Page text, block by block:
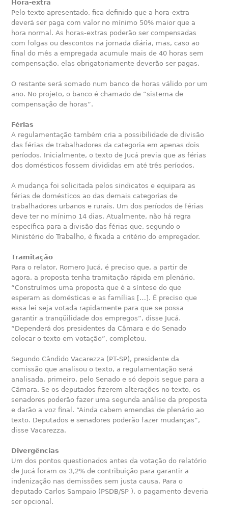
Hora-extra
Pelo texto apresentado, fica definido que a hora-extra
deverá ser paga com valor no mínimo 50% maior que a
hora normal. As horas-extras poderão ser compensadas
com folgas ou descontos na jornada diária, mas, caso ao
final do mês a empregada acumule mais de 40 horas sem
compensação, elas obrigatoriamente deverão ser pagas.
O restante será somado num banco de horas válido por um
ano. No projeto, o banco é chamado de “sistema de
compensação de horas”.
Férias
A regulamentação também cria a possibilidade de divisão
das férias de trabalhadores da categoria em apenas dois
períodos. Inicialmente, o texto de Jucá previa que as férias
dos domésticos fossem divididas em até três períodos.
A mudança foi solicitada pelos sindicatos e equipara as
férias de domésticos ao das demais categorias de
trabalhadores urbanos e rurais. Um dos períodos de férias
deve ter no mínimo 14 dias. Atualmente, não há regra
específica para a divisão das férias que, segundo o
Ministério do Trabalho, é fixada a critério do empregador.
Tramitação
Para o relator, Romero Jucá, é preciso que, a partir de
agora, a proposta tenha tramitação rápida em plenário.
“Construímos uma proposta que é a síntese do que
esperam as domésticas e as famílias […]. É preciso que
essa lei seja votada rapidamente para que se possa
garantir a tranqüilidade dos empregos”, disse Jucá.
“Dependerá dos presidentes da Câmara e do Senado
colocar o texto em votação”, completou.
Segundo Cândido Vacarezza (PT-SP), presidente da
comissão que analisou o texto, a regulamentação será
analisada, primeiro, pelo Senado e só depois segue para a
Câmara. Se os deputados fizerem alterações no texto, os
senadores poderão fazer uma segunda análise da proposta
e darão a voz final. “Ainda cabem emendas de plenário ao
texto. Deputados e senadores poderão fazer mudanças”,
disse Vacarezza.
Divergências
Um dos pontos questionados antes da votação do relatório
de Jucá foram os 3,2% de contribuição para garantir a
indenização nas demissões sem justa causa. Para o
deputado Carlos Sampaio (PSDB/SP ), o pagamento deveria
ser opcional.